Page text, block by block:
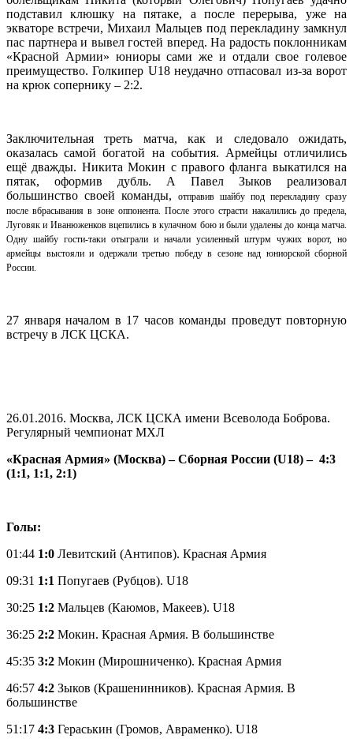
подставил клюшку на пятаке, а после перерыва, уже на
экваторе встречи, Михаил Мальцев под перекладину замкнул
пас партнера и вывел гостей вперед. На радость поклонникам
«Красной Армии» юниоры сами же и отдали свое голевое
преимущество. Голкипер U18 неудачно отпасовал из-за ворот
на крюк сопернику – 2:2.
Заключительная треть матча, как и следовало ожидать,
оказалась самой богатой на события. Армейцы отличились
ещё дважды. Никита Мокин с правого фланга выкатился на
пятак, оформив дубль. А Павел Зыков реализовал
большинство своей команды,
отправив шайбу под перекладину сразу
после вбрасывания в зоне оппонента. После этого страсти накалились до предела,
Луговяк и Иванюженков вцепились в кулачном бою и были удалены до конца матча.
Одну шайбу гости-таки отыграли и начали усиленный штурм чужих ворот, но
армейцы выстояли и одержали третью победу в сезоне над юниорской сборной
России
27 января началом в 17 часов команды проведут повторную
встречу в ЛСК ЦСКА.
26.01.2016. Москва, ЛСК ЦСКА имени Всеволода Боброва.
Регулярный чемпионат МХЛ
«Красная Армия» (Москва) – Сборная России (U18) – 4:3
(1:1, 1:1, 2:1)
Голы:
01:44 1:0 Левитский (Антипов). Красная Армия
09:31 1:1 Попугаев (Рубцов). U18
30:25 1:2 Мальцев (Каюмов, Макеев). U18
36:25 2:2 Мокин. Красная Армия. В большинстве
45:35 3:2 Мокин (Мирошниченко). Красная Армия
46:57 4:2 Зыков (Крашенинников). Красная Армия. В
большинстве
51:17 4:3 Гераськин (Громов, Авраменко). U18